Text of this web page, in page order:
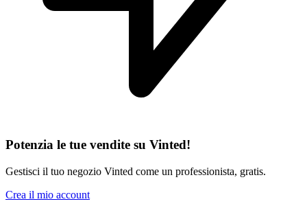
Potenzia le tue vendite su Vinted!
Gestisci il tuo negozio Vinted come un professionista, gratis.
Crea il mio account